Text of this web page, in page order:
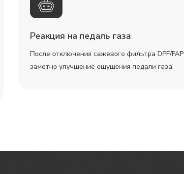
Реакция на педаль газа
После отключения сажевого фильтра DPF/FAP
заметно улучшение ощущения педали газа.